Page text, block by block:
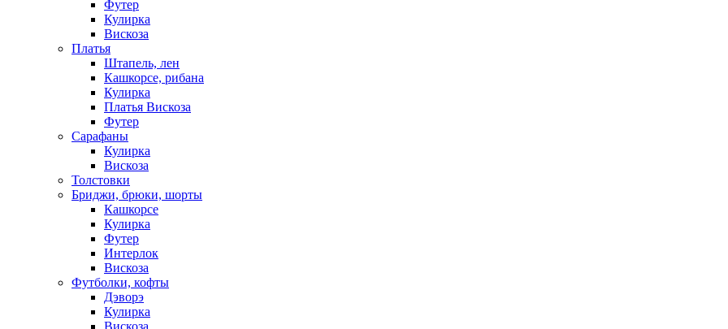
Футер
Кулирка
Вискоза
Платья
Штапель, лен
Кашкорсе, рибана
Кулирка
Платья Вискоза
Футер
Сарафаны
Кулирка
Вискоза
Толстовки
Бриджи, брюки, шорты
Кашкорсе
Кулирка
Футер
Интерлок
Вискоза
Футболки, кофты
Дэворэ
Кулирка
Вискоза